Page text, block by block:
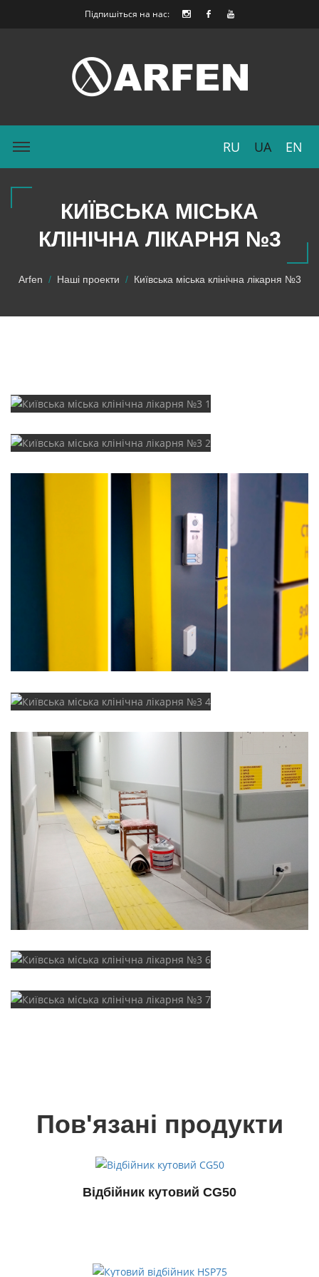
Підпишіться на нас:
RU UA EN
КИЇВСЬКА МІСЬКА
КЛІНІЧНА ЛІКАРНЯ №3
Arfen Наші проекти Київська міська клінічна лікарня №3
Пов'язані продукти
Відбійник кутовий CG50